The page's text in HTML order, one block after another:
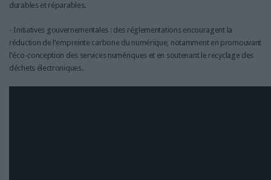
durables et réparables.
- Initiatives gouvernementales : des réglementations encouragent la
réduction de l'empreinte carbone du numérique, notamment en promouvant
l'éco-conception des services numériques et en soutenant le recyclage des
déchets électroniques.